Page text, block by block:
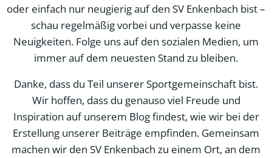
oder einfach nur neugierig auf den SV Enkenbach bist –
schau regelmäßig vorbei und verpasse keine
Neuigkeiten. Folge uns auf den sozialen Medien, um
immer auf dem neuesten Stand zu bleiben.
Danke, dass du Teil unserer Sportgemeinschaft bist.
Wir hoffen, dass du genauso viel Freude und
Inspiration auf unserem Blog findest, wie wir bei der
Erstellung unserer Beiträge empfinden. Gemeinsam
machen wir den SV Enkenbach zu einem Ort, an dem